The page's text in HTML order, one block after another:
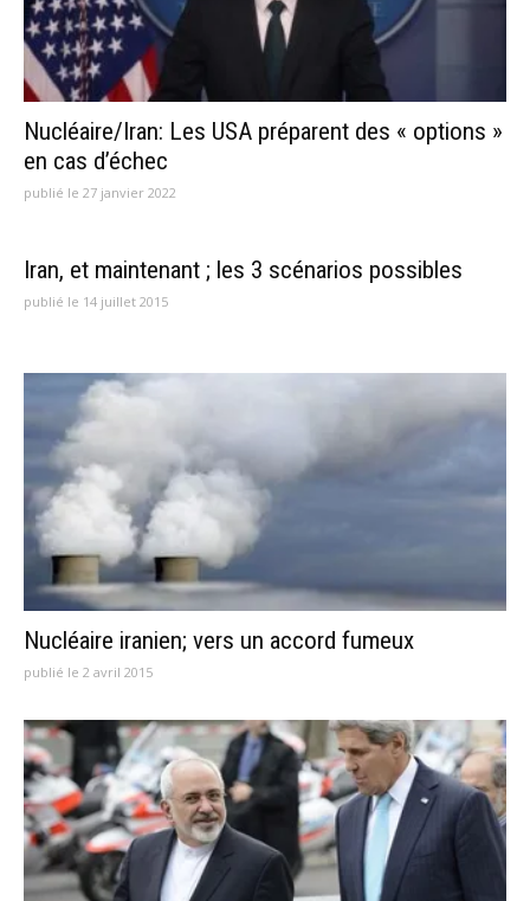
Nucléaire/Iran: Les USA préparent des « options »
en cas d’échec
publié le 27 janvier 2022
Iran, et maintenant ; les 3 scénarios possibles
publié le 14 juillet 2015
Nucléaire iranien; vers un accord fumeux
publié le 2 avril 2015